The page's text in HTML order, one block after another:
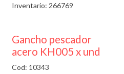
Inventario: 266769
Gancho pescador
acero KH005 x und
Cod: 10343